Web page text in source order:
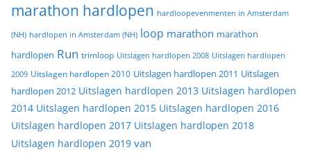
marathon hardlopen hardloopevenmenten in Amsterdam
(NH) hardlopen in Amsterdam (NH) loop marathon marathon
hardlopen Run trimloop Uitslagen hardlopen 2008 Uitslagen hardlopen
2009 Uitslagen hardlopen 2010 Uitslagen hardlopen 2011 Uitslagen
hardlopen 2012 Uitslagen hardlopen 2013 Uitslagen hardlopen
2014 Uitslagen hardlopen 2015 Uitslagen hardlopen 2016
Uitslagen hardlopen 2017 Uitslagen hardlopen 2018
Uitslagen hardlopen 2019 van